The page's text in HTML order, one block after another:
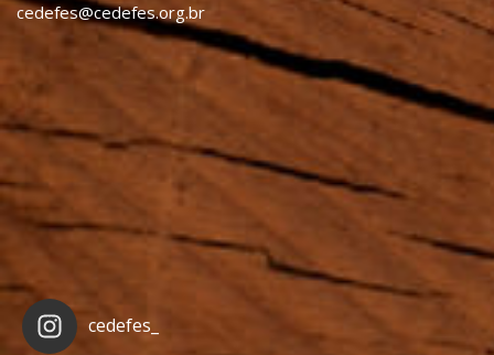
cedefes@cedefes.org.br
cedefes_